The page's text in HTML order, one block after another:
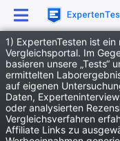
1) ExpertenTesten ist
Vergleichsportal. Im
basieren unsere „Tests“
ermittelten
auf eigenen
Daten,
oder analysierten
Vergleichsverfahren
Affiliate Links zu
News
Die beliebtesten